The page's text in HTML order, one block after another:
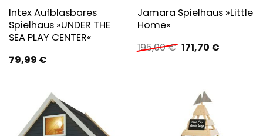
Intex Aufblasbares
Spielhaus »UNDER THE
SEA PLAY CENTER«
79,99 €
Jamara Spielhaus »Little
Home«
195,00€ Ursprünglicher
Preis
171,70 €Aktueller